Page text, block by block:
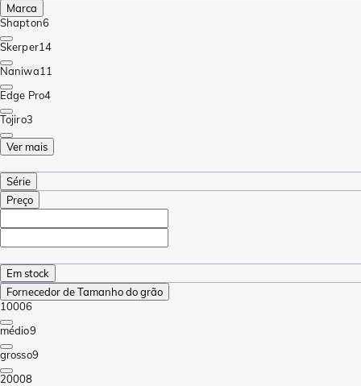
Marca
Shapton6
Skerper14
Naniwa11
Edge Pro4
Tojiro3
Ver mais
Série
Preço
Em stock
Fornecedor de Tamanho do grão
10006
médio9
grosso9
20008